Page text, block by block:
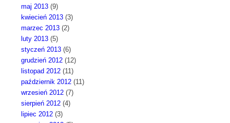
maj 2013(9)
kwiecień 2013(3)
marzec 2013(2)
luty 2013(5)
styczeń 2013(6)
grudzień 2012(12)
listopad 2012(11)
październik 2012(11)
wrzesień 2012(7)
sierpień 2012(4)
lipiec 2012(3)